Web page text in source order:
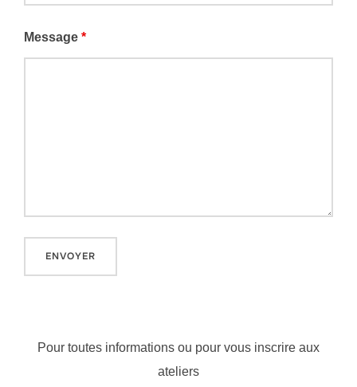
Message *
Pour toutes informations ou pour vous inscrire aux
ateliers